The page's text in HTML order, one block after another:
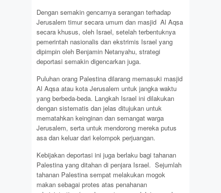
Dengan semakin gencarnya serangan terhadap
Jerusalem timur secara umum dan masjid Al Aqsa
secara khusus, oleh Israel, setelah terbentuknya
pemerintah nasionalis dan ekstrimis Israel yang
dipimpin oleh Benjamin Netanyahu, strategi
deportasi semakin digencarkan juga.
Puluhan orang Palestina dilarang memasuki masjid
Al Aqsa atau kota Jerusalem untuk jangka waktu
yang berbeda-beda. Langkah Israel ini dilakukan
dengan sistematis dan jelas ditujukan untuk
mematahkan keinginan dan semangat warga
Jerusalem, serta untuk mendorong mereka putus
asa dan keluar dari kelompok perjuangan.
Kebijakan deportasi ini juga berlaku bagi tahanan
Palestina yang ditahan di penjara Israel. Sejumlah
tahanan Palestina sempat melakukan mogok
makan sebagai protes atas penahanan